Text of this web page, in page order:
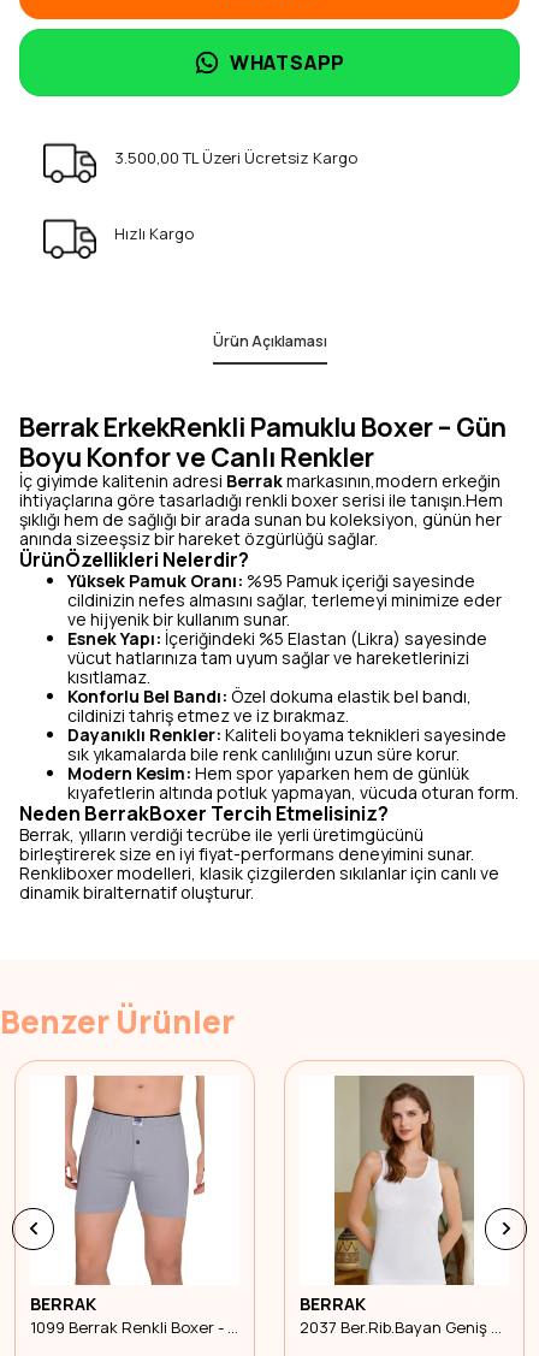
WHATSAPP
3.500,00 TL Üzeri Ücretsiz Kargo
Hızlı Kargo
Ürün Açıklaması
Berrak ErkekRenkli Pamuklu Boxer – Gün
Boyu Konfor ve Canlı Renkler
İç giyimde kalitenin adresi Berrakmarkasının,modern erkeğin
ihtiyaçlarına göre tasarladığı renkli boxer serisi ile tanışın.Hem
şıklığı hem de sağlığı bir arada sunan bu koleksiyon, günün her
anında sizeeşsiz bir hareket özgürlüğü sağlar.
ÜrünÖzellikleri Nelerdir?
Yüksek Pamuk Oranı: %95 Pamuk içeriği sayesinde
cildinizin nefes almasını sağlar, terlemeyi minimize eder
ve hijyenik bir kullanım sunar.
Esnek Yapı: İçeriğindeki %5 Elastan (Likra) sayesinde
vücut hatlarınıza tam uyum sağlar ve hareketlerinizi
kısıtlamaz.
Konforlu Bel Bandı: Özel dokuma elastik bel bandı,
cildinizi tahriş etmez ve iz bırakmaz.
Dayanıklı Renkler: Kaliteli boyama teknikleri sayesinde
sık yıkamalarda bile renk canlılığını uzun süre korur.
Modern Kesim: Hem spor yaparken hem de günlük
kıyafetlerin altında potluk yapmayan, vücuda oturan form.
Neden BerrakBoxer Tercih Etmelisiniz?
Berrak, yılların verdiği tecrübe ile yerli üretimgücünü
birleştirerek size en iyi fiyat-performans deneyimini sunar.
Renkliboxer modelleri, klasik çizgilerden sıkılanlar için canlı ve
dinamik biralternatif oluşturur.
Benzer Ürünler
BERRAK
1099 Berrak Renkli Boxer - Gri - L
BERRAK
2037 Ber.Rib.Bayan Geniş Askı - Beyaz - 3Xl